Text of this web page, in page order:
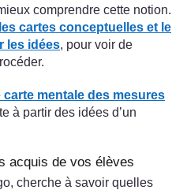
comprendre cette notion.
cartes conceptuelles et le
les idées, pour voir de
carte mentale des mesures
à partir des idées d’un
acquis de vos élèves
cherche à savoir quelles